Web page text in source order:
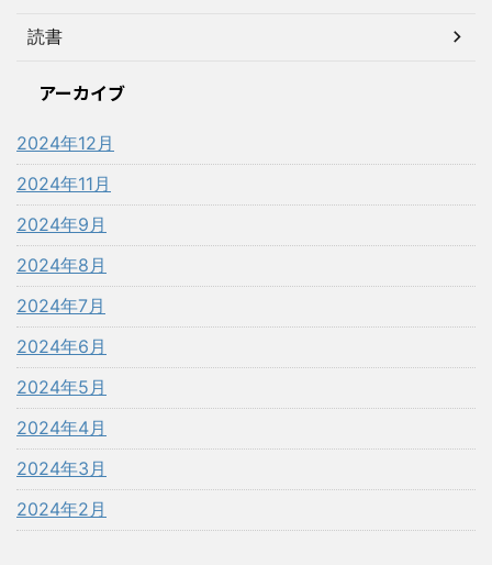
読書
アーカイブ
2024年12月
2024年11月
2024年9月
2024年8月
2024年7月
2024年6月
2024年5月
2024年4月
2024年3月
2024年2月